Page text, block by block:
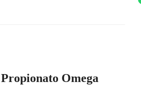
Omega